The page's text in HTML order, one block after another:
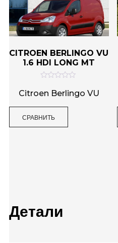
Детали
CITROEN BERLINGO VU
1.6 HDI LONG MT
ц
е
а
Citroen Berlingo VU
СРАВНИТЬ